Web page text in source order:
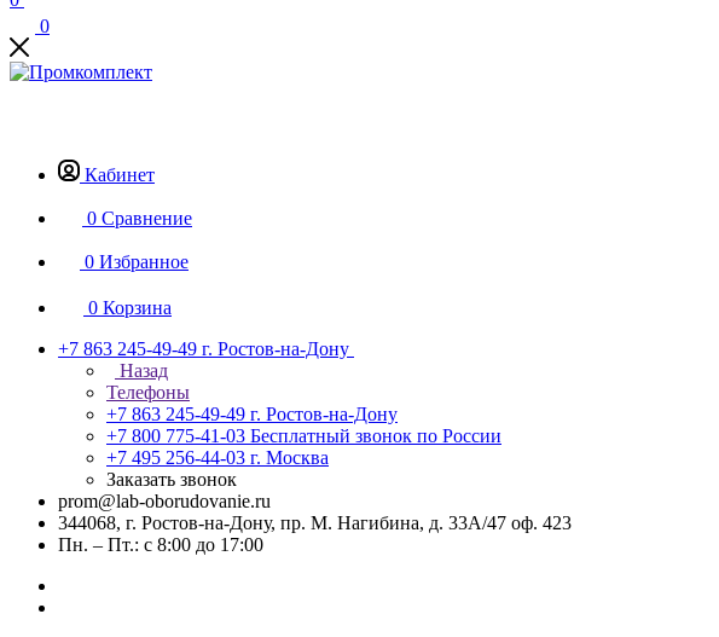
0
Кабинет
0 Сравнение
0 Избранное
0 Корзина
+7 863 245-49-49 г. Ростов-на-Дону
Назад
Телефоны
+7 863 245-49-49 г. Ростов-на-Дону
+7 800 775-41-03 Бесплатный звонок по России
+7 495 256-44-03 г. Москва
Заказать звонок
prom@lab-oborudovanie.ru
344068, г. Ростов-на-Дону, пр. М. Нагибина, д. 33А/47 оф. 423
Пн. – Пт.: с 8:00 до 17:00